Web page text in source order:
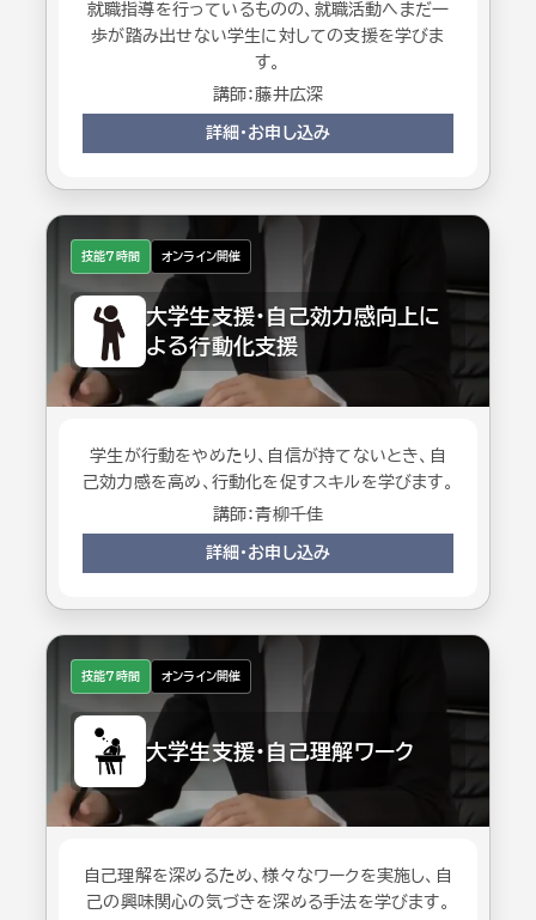
就職指導を行っているものの、就職活動へまだ一
歩が踏み出せない学生に対しての支援を学びま
す。
講師：藤井広深
詳細・お申し込み
技能7時間 オンライン開催
大学生支援・自己効力感向上に
よる行動化支援
学生が行動をやめたり、自信が持てないとき、自
己効力感を高め、行動化を促すスキルを学びます。
講師：青柳千佳
詳細・お申し込み
技能7時間 オンライン開催
大学生支援・自己理解ワーク
自己理解を深めるため、様々なワークを実施し、自
己の興味関心の気づきを深める手法を学びます。